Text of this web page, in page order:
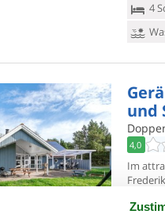
4
und
4,0
Im
10